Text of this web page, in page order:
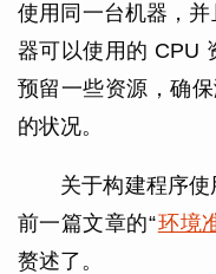
使用同一台机器，
器可以使用的 CPU
预留一些资源，确
的状况。
关于构建程序
前一篇文章的“环境
赘述了。